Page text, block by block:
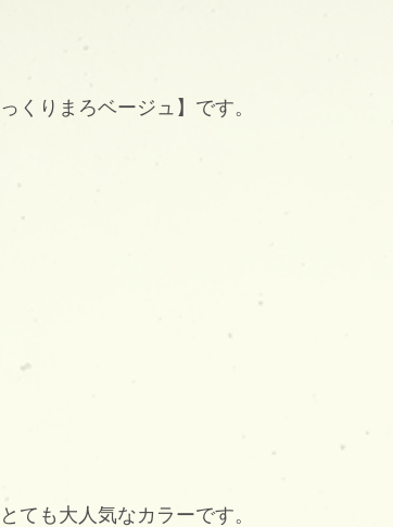
くりまろベージュ】です。
ても大人気なカラーです。